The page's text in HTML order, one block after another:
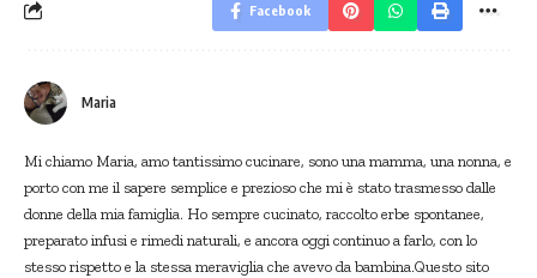
Facebook
Maria
Mi chiamo Maria, amo tantissimo cucinare, sono una mamma, una nonna, e
porto con me il sapere semplice e prezioso che mi è stato trasmesso dalle
donne della mia famiglia. Ho sempre cucinato, raccolto erbe spontanee,
preparato infusi e rimedi naturali, e ancora oggi continuo a farlo, con lo
stesso rispetto e la stessa meraviglia che avevo da bambina.Questo sito